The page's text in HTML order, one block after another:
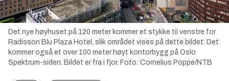
Det nye høyhuset på 120 meter kommer et stykke til venstre for
Radisson Blu Plaza Hotel, slik området vises på dette bildet. Det
kommer også et over 100 meter høyt kontorbygg på Oslo
Spektrum-siden. Bildet er fra i fjor. Foto: Cornelius Poppe/NTB